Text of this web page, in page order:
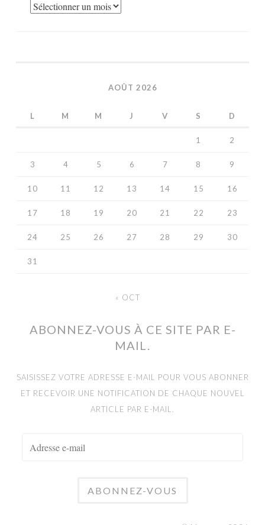
Archives
AOÛT 2026
L M M J V S D
1 2
3 4 5 6 7 8 9
10 11 12 13 14 15 16
17 18 19 20 21 22 23
24 25 26 27 28 29 30
31
« OCT
ABONNEZ-VOUS À CE SITE PAR E-
MAIL.
SAISISSEZ VOTRE ADRESSE E-MAIL POUR VOUS ABONNER
ET RECEVOIR UNE NOTIFICATION DE CHAQUE NOUVEL
ARTICLE PAR E-MAIL.